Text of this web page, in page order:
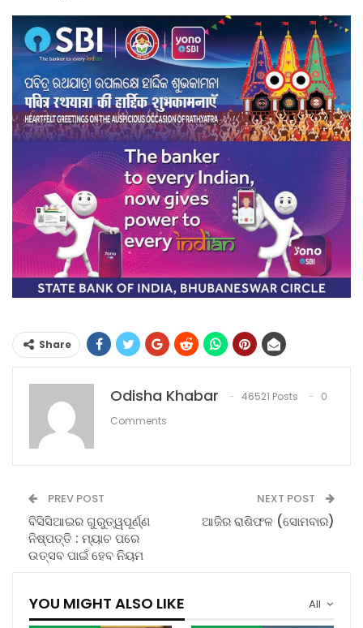
Share
Odisha Khabar 46521 Posts
0
Comments
PREV POST
ବିସିସିଆଇର ଗୁରୁତ୍ୱପୂର୍ଣ୍ଣ
ନିଷ୍ପତ୍ତି : ମ୍ୟାଚ ପରେ
ଉତ୍ସବ ପାଇଁ ହେବ ନିୟମ
NEXT POST
ଆଜିର ରାଶିଫଳ (ସୋମବାର)
All
YOU MIGHT ALSO LIKE